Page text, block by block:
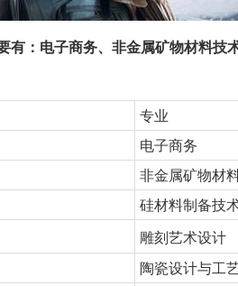
有：电子商务、非金属矿物材料
专业
电子商务
非金属矿物材
硅材料制备技
雕刻艺术设计
陶瓷设计与工